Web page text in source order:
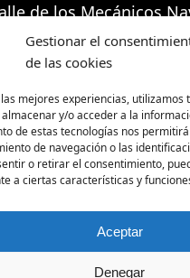
Gestionar el
de las cookies
mejores experiencias, utilizamos
y/o acceder a la
de estas tecnologías nos
de navegación o las
o retirar el consentimiento,
a ciertas características y
Aceptar
Denegar
de los Mecánicos
Manilva 29691
Envíos y
Formas de pago
Política de cookies
Condiciones de
Síguenos